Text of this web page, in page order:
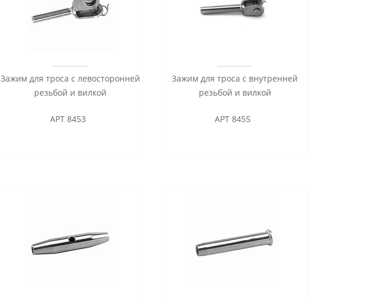
Зажим для троса с левосторонней
резьбой и вилкой
АРТ 8453
Зажим для троса с внутренней
резьбой и вилкой
АРТ 8455